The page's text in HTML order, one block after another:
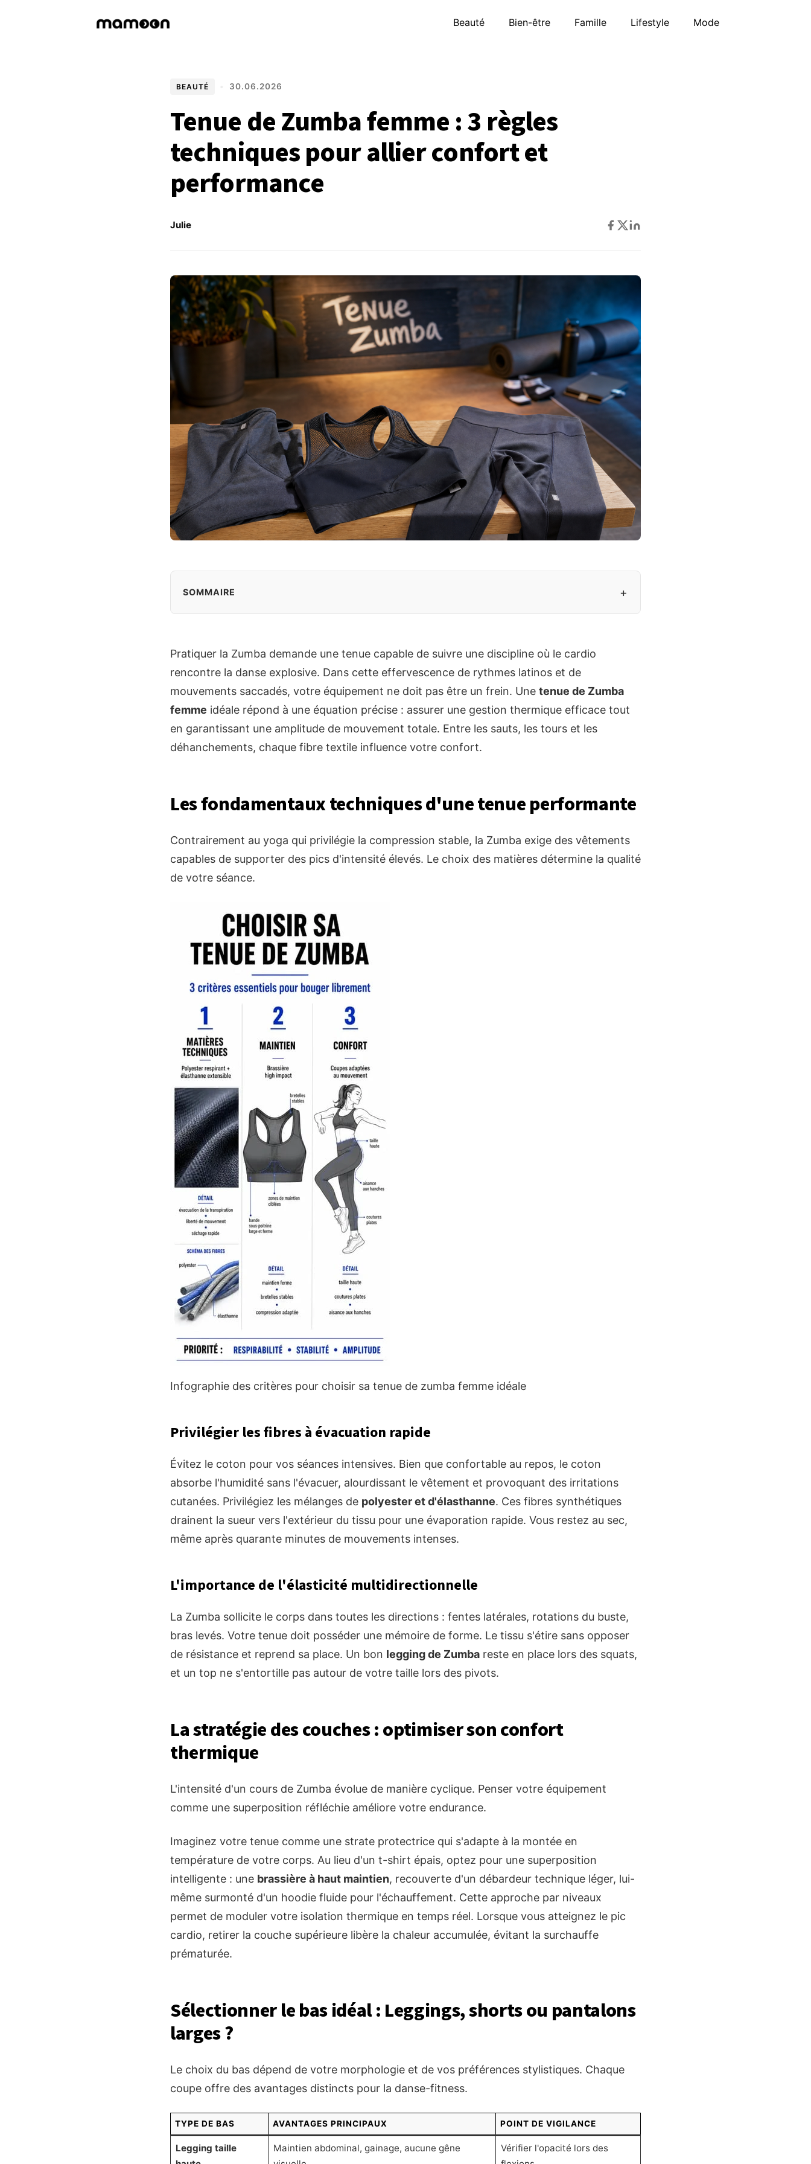
Beauté Bien-être Famille Lifestyle Mode
BEAUTÉ 30.06.2026
Tenue de Zumba femme : 3 règles
techniques pour allier confort et
performance
Julie
SOMMAIRE +
Pratiquer la Zumba demande une tenue capable de suivre une discipline où le cardio
rencontre la danse explosive. Dans cette effervescence de rythmes latinos et de
mouvements saccadés, votre équipement ne doit pas être un frein. Une tenue de Zumba
femme idéale répond à une équation précise : assurer une gestion thermique efficace tout
en garantissant une amplitude de mouvement totale. Entre les sauts, les tours et les
déhanchements, chaque fibre textile influence votre confort.
Les fondamentaux techniques d'une tenue performante
Contrairement au yoga qui privilégie la compression stable, la Zumba exige des vêtements
capables de supporter des pics d'intensité élevés. Le choix des matières détermine la qualité
de votre séance.
Infographie des critères pour choisir sa tenue de zumba femme idéale
Privilégier les fibres à évacuation rapide
Évitez le coton pour vos séances intensives. Bien que confortable au repos, le coton
absorbe l'humidité sans l'évacuer, alourdissant le vêtement et provoquant des irritations
cutanées. Privilégiez les mélanges de polyester et d'élasthanne. Ces fibres synthétiques
drainent la sueur vers l'extérieur du tissu pour une évaporation rapide. Vous restez au sec,
même après quarante minutes de mouvements intenses.
L'importance de l'élasticité multidirectionnelle
La Zumba sollicite le corps dans toutes les directions : fentes latérales, rotations du buste,
bras levés. Votre tenue doit posséder une mémoire de forme. Le tissu s'étire sans opposer
de résistance et reprend sa place. Un bon legging de Zumba reste en place lors des squats,
et un top ne s'entortille pas autour de votre taille lors des pivots.
La stratégie des couches : optimiser son confort
thermique
L'intensité d'un cours de Zumba évolue de manière cyclique. Penser votre équipement
comme une superposition réfléchie améliore votre endurance.
Imaginez votre tenue comme une strate protectrice qui s'adapte à la montée en
température de votre corps. Au lieu d'un t-shirt épais, optez pour une superposition
intelligente : une brassière à haut maintien, recouverte d'un débardeur technique léger, lui-
même surmonté d'un hoodie fluide pour l'échauffement. Cette approche par niveaux
permet de moduler votre isolation thermique en temps réel. Lorsque vous atteignez le pic
cardio, retirer la couche supérieure libère la chaleur accumulée, évitant la surchauffe
prématurée.
Sélectionner le bas idéal : Leggings, shorts ou pantalons
larges ?
Le choix du bas dépend de votre morphologie et de vos préférences stylistiques. Chaque
coupe offre des avantages distincts pour la danse-fitness.
TYPE DE BAS AVANTAGES PRINCIPAUX POINT DE VIGILANCE
Legging taille
Maintien abdominal, gainage, aucune gêne
Vérifier l'opacité lors des